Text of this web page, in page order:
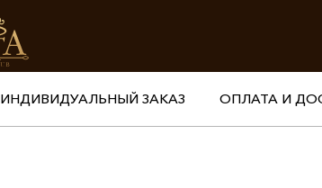
ИНДИВИДУАЛЬНЫЙ ЗАКАЗ ОПЛАТА И